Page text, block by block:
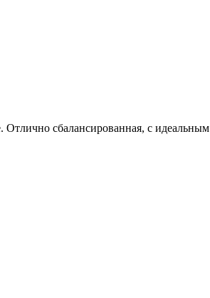
сбалансированная, с идеальным